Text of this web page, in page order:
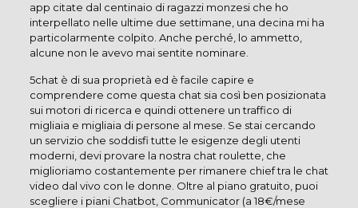
app citate dal centinaio di ragazzi monzesi che ho
interpellato nelle ultime due settimane, una decina mi ha
particolarmente colpito. Anche perché, lo ammetto,
alcune non le avevo mai sentite nominare.
5chat è di sua proprietà ed è facile capire e
comprendere come questa chat sia così ben posizionata
sui motori di ricerca e quindi ottenere un traffico di
migliaia e migliaia di persone al mese. Se stai cercando
un servizio che soddisfi tutte le esigenze degli utenti
moderni, devi provare la nostra chat roulette, che
miglioriamo costantemente per rimanere chief tra le chat
video dal vivo con le donne. Oltre al piano gratuito, puoi
scegliere i piani Chatbot, Communicator (a 18€/mese